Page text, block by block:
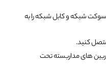
سوکت شبکه و کابل شبکه را به
کنید.
های مداربسته تحت